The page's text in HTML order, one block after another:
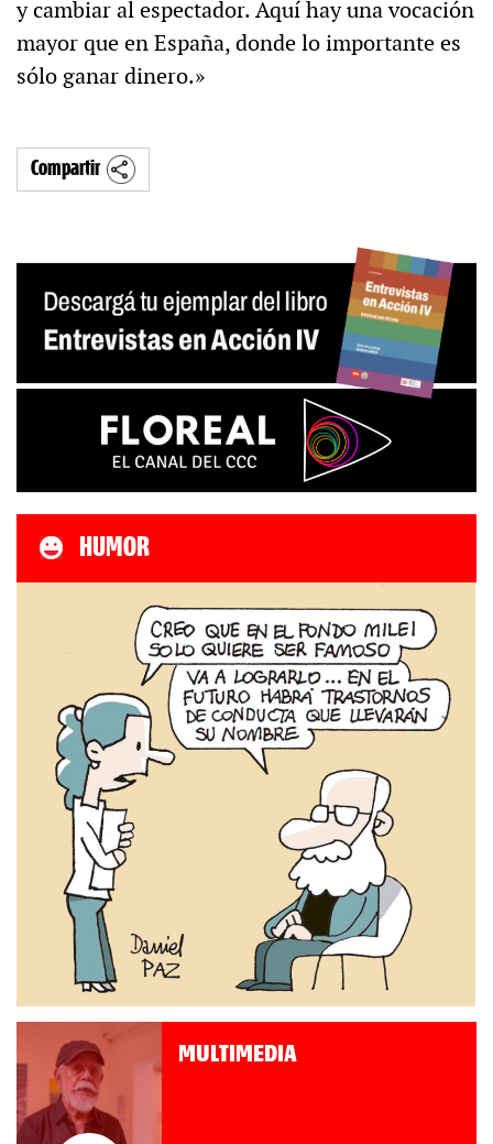
y cambiar al espectador. Aquí hay una vocación
mayor que en España, donde lo importante es
sólo ganar dinero.»
Compartir
HUMOR
MULTIMEDIA